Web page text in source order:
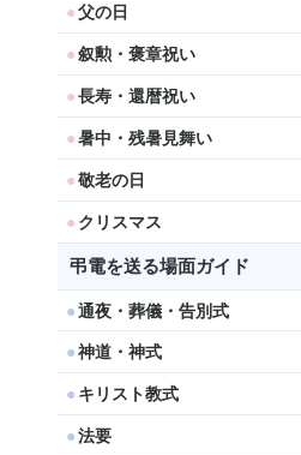
父の日
叙勲・褒章祝い
長寿・還暦祝い
暑中・残暑見舞い
敬老の日
クリスマス
弔電を送る場面ガイド
通夜・葬儀・告別式
神道・神式
キリスト教式
法要